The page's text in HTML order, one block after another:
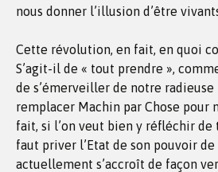
nous donner l’illusion d’être
Cette révolution, en fait, en quoi
S’agit-il de « tout prendre »,
de s’émerveiller de notre
remplacer Machin par Chose pour
fait, si l’on veut bien y réfléchir de
faut priver l’Etat de son pouvoir de
actuellement s’accroît de façon